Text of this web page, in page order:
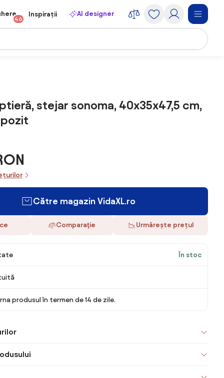
46
Inspirații AI designer
stejar sonoma, 40x35x47,5 cm,
Către magazin VidaXL.ro
Comparaţie Urmărește prețul
În stoc
produsul în termen de 14 de zile.